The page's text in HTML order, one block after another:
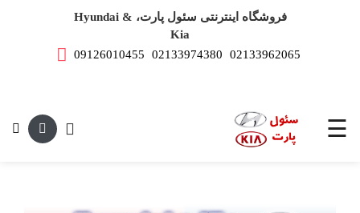
فروشگاه اینترنتی سئول پارت، Hyundai &
Kia
02133962065
02133974380
09126010455
یدکی
هیوندای
☰